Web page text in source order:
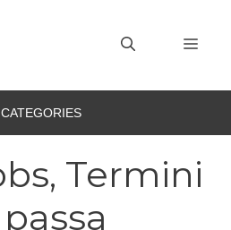
CATEGORIES
Termini